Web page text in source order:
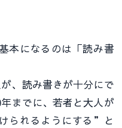
本になるのは「読み書
、読み書きが十分にで
までに、若者と大人が
られるようにする”と